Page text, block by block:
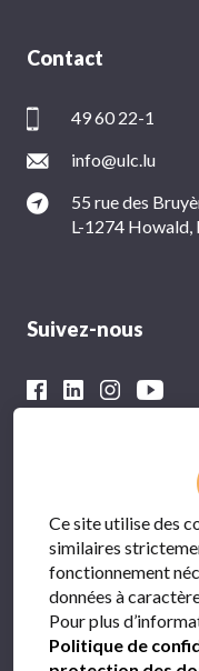
Contact
49 60 22-1
info@ulc.lu
55 rue des
L-1274 Howald,
Suivez-nous
Avec le soutien
Ce site utilise des
similaires
fonctionnement
données à
Pour plus
Politique de